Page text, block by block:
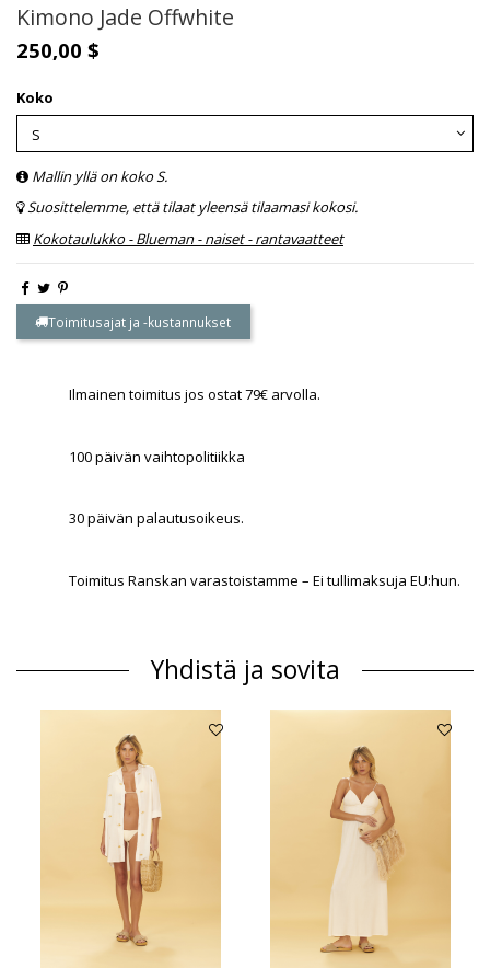
Kimono Jade Offwhite
250,00 $
Koko
Mallin yllä on koko S.
Suosittelemme, että tilaat yleensä tilaamasi kokosi.
Kokotaulukko - Blueman - naiset - rantavaatteet
Toimitusajat ja -kustannukset
Ilmainen toimitus jos ostat 79€ arvolla.
100 päivän vaihtopolitiikka
30 päivän palautusoikeus.
Toimitus Ranskan varastoistamme – Ei tullimaksuja EU:hun.
Yhdistä ja sovita